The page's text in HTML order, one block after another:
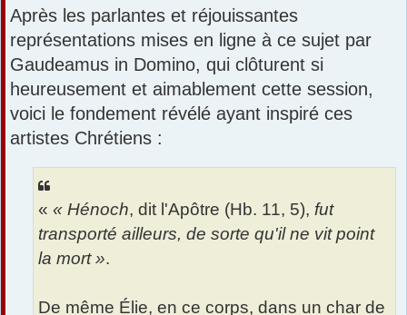
s
s
a
g
Après les parlantes et réjouissantes
représentations mises en ligne à ce sujet par
Gaudeamus in Domino, qui clôturent si
heureusement et aimablement cette session,
voici le fondement révélé ayant inspiré ces
artistes Chrétiens :
« « Hénoch, dit l'Apôtre (Hb. 11, 5), fut
transporté ailleurs, de sorte qu'il ne vit point
la mort ».
De même Élie, en ce corps, dans un char de